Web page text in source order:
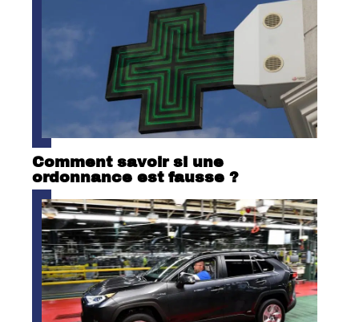
Comment savoir si une
ordonnance est fausse ?